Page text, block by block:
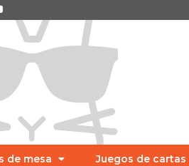
de mesa Juegos de cartas